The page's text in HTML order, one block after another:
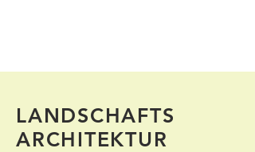
LANDSCHAFTS
ARCHITEKTUR